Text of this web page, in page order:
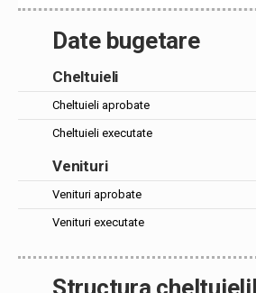
Date bugetare
Cheltuieli
Cheltuieli aprobate
Cheltuieli executate
Venituri
Venituri aprobate
Venituri executate
Structura